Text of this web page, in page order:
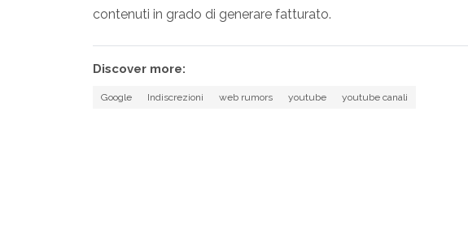
contenuti in grado di generare fatturato.
Discover more:
Google Indiscrezioni web rumors youtube youtube canali